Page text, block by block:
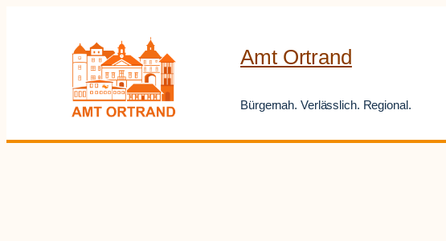
Amt Ortrand
Bürgernah. Verlässlich. Regional.